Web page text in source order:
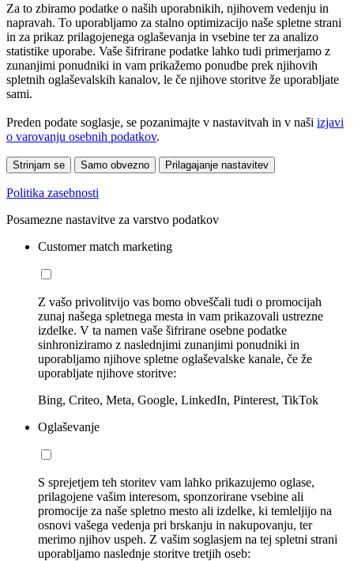
Za to zbiramo podatke o naših uporabnikih, njihovem vedenju in
napravah. To uporabljamo za stalno optimizacijo naše spletne strani
in za prikaz prilagojenega oglaševanja in vsebine ter za analizo
statistike uporabe. Vaše šifrirane podatke lahko tudi primerjamo z
zunanjimi ponudniki in vam prikažemo ponudbe prek njihovih
spletnih oglaševalskih kanalov, le če njihove storitve že uporabljate
sami.
Preden podate soglasje, se pozanimajte v nastavitvah in v naši izjavi
o varovanju osebnih podatkov.
Strinjam se Samo obvezno Prilagajanje nastavitev
Politika zasebnosti
Posamezne nastavitve za varstvo podatkov
Customer match marketing
Z vašo privolitvijo vas bomo obveščali tudi o promocijah
zunaj našega spletnega mesta in vam prikazovali ustrezne
izdelke. V ta namen vaše šifrirane osebne podatke
sinhroniziramo z naslednjimi zunanjimi ponudniki in
uporabljamo njihove spletne oglaševalske kanale, če že
uporabljate njihove storitve:
Bing, Criteo, Meta, Google, LinkedIn, Pinterest, TikTok
Oglaševanje
S sprejetjem teh storitev vam lahko prikazujemo oglase,
prilagojene vašim interesom, sponzorirane vsebine ali
promocije za naše spletno mesto ali izdelke, ki temleljijo na
osnovi vašega vedenja pri brskanju in nakupovanju, ter
merimo njihov uspeh. Z vašim soglasjem na tej spletni strani
uporabljamo naslednje storitve tretjih oseb: